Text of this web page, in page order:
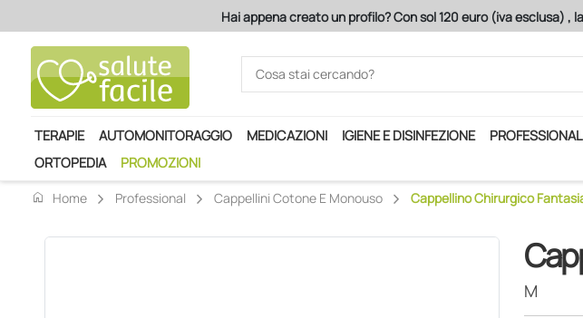
Hai appena creato un profilo? Con sol 120 euro (iva esclusa) ,
TERAPIE AUTOMONITORAGGIO MEDICAZIONI IGIENE E DISINFEZIONE PROFESSIONAL
ORTOPEDIA
PROMOZIONI
home
Home Professional Cappellini Cotone E Monouso Cappellino Chirurgico
M